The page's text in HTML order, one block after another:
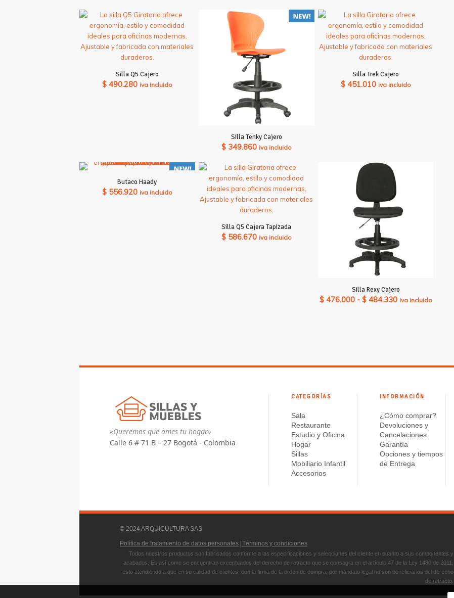
precios:
hasta
precios:
desde
$ 387.940
Silla Q5 Cajero
$490.280 iva incluido
Silla Tenky Cajero
$349.860 iva incluido
Silla Trek Cajero
$451.010 iva incluido
Butaco Haady
$556.920 iva incluido
Silla Q5 Cajera Tapizada
$586.670 iva incluido
Silla Rexy Cajero
$476.000 - $484.330Rango
iva incluido
«Queremos que ames tu hogar»
Calle 6 # 71 B – 27 Bogotá - Colombia
CATEGORÍAS
Sala
Restaurante
Estudio y Oficina
Hogar
Sillas
Mobiliario Infantil
Accesorios
INFORMACIÓN
¿Cómo comprar?
Devoluciones y
Cancelaciones
Garantía
Opciones y tiempos
de Entrega
© 2024 ARQUICULTURA SAS
Política de tratamiento de datos personales | Términos y condiciones
Todos nuestros productos son fabricados conforme a las especificaciones y selecciones del cliente en cuanto a sus componentes y
acabados. Es así como se encuentran exceptuados del derecho de retracto que se consagra en el artículo 47 de la Ley 1480 de 2011,
esto atendiendo a que en su calidad de clientes, con la firma de la orden de compra, por mandato legal no son beneficiarios del derecho
de retracto.